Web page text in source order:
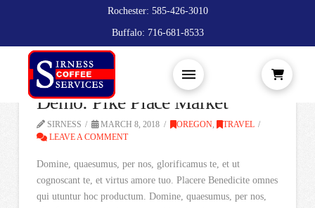
Rochester: 585-426-3010
Buffalo: 716-681-8533
Demo: Pike Place Market
SIRNESS MARCH 8, 2018 OREGON,
TRAVEL
LEAVE A COMMENT
Domine, quaesumus, per nos, glorificamus te, et ut
cognoscant te, et virtus amore tuo. Placere Benedicite omnes
qui utuntur hoc productum. Domine, quaesumus, per nos,